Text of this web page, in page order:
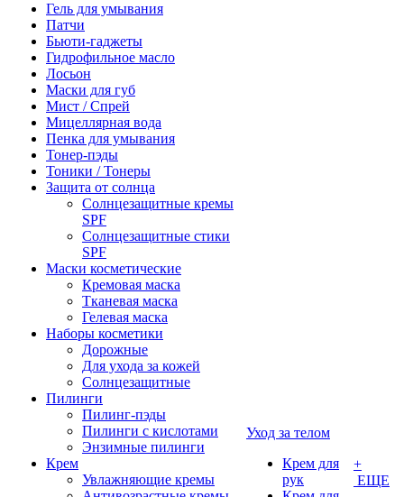
Гель для умывания
Патчи
Бьюти-гаджеты
Гидрофильное масло
Лосьон
Маски для губ
Мист / Спрей
Мицеллярная вода
Пенка для умывания
Тонер-пэды
Тоники / Тонеры
Защита от солнца
Солнцезащитные кремы
SPF
Солнцезащитные стики
SPF
Маски косметические
Кремовая маска
Тканевая маска
Гелевая маска
Наборы косметики
Дорожные
Для ухода за кожей
Солнцезащитные
Пилинги
Пилинг-пэды
Пилинги с кислотами
Энзимные пилинги
Крем
Увлажняющие кремы
Уход за телом
Крем для
рук
+
ЕЩЕ